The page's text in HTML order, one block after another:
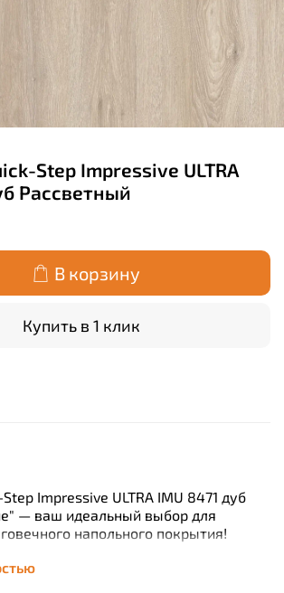
Step Impressive ULTRA
Рассветный
В корзину
Купить в 1 клик
Impressive ULTRA IMU 8471 дуб
— ваш идеальный выбор для
напольного покрытия!
экономично расходовать
ведь в одной упаковке уже